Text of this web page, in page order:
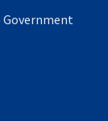
Government